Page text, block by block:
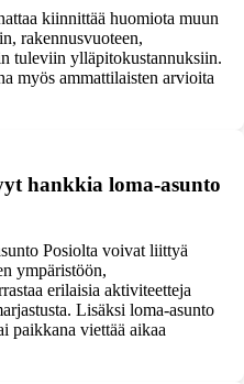
kiinnittää huomiota muun
rakennusvuoteen,
tuleviin ylläpitokustannuksiin.
myös ammattilaisten arvioita
hankkia loma-asunto
Posiolta voivat liittyä
ympäristöön,
erilaisia aktiviteetteja
Lisäksi loma-asunto
paikkana viettää aikaa